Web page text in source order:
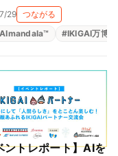
ュニティ 生きがい
畿大学 横山ゼミと
ングで事業がスター
29
つながる
#IKIGAI万博
ントレポート】AIを